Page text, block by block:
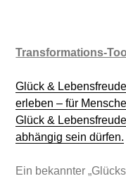
Transformations-
Glück &
erleben – für
Glück &
abhängig sein dürfen.
Ein bekannter